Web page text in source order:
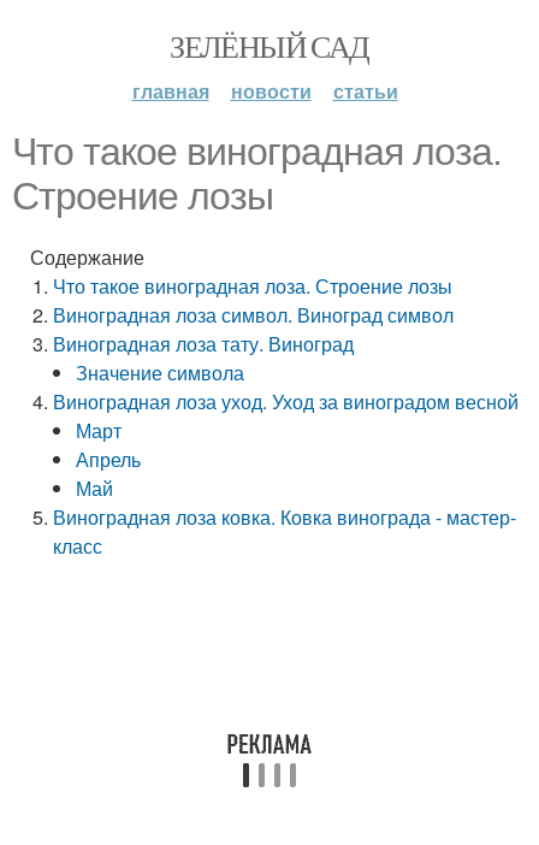
ЗЕЛЁНЫЙ САД
главная новости статьи
Что такое виноградная лоза.
Строение лозы
Содержание
Что такое виноградная лоза. Строение лозы
Виноградная лоза символ. Виноград символ
Виноградная лоза тату. Виноград
Значение символа
Виноградная лоза уход. Уход за виноградом весной
Март
Апрель
Май
Виноградная лоза ковка. Ковка винограда - мастер-
класс